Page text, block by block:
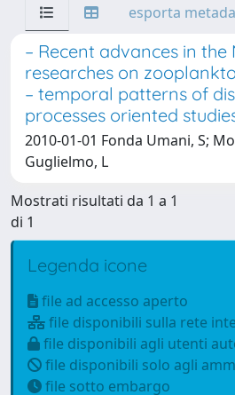
esporta
– Recent advances in
researches on
– temporal patterns of
processes oriented
2010-01-01 Fonda Umani, S;
Guglielmo, L
Mostrati risultati da 1 a 1
di 1
Legenda icone
file ad accesso aperto
file disponibili sulla rete
file disponibili agli utenti
file disponibili solo agli
file sotto embargo